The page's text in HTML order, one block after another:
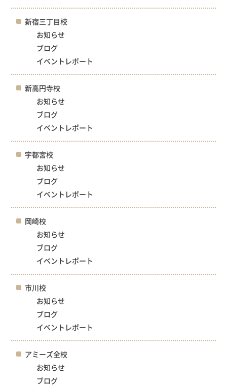
新宿三丁目校
お知らせ
ブログ
イベントレポート
新高円寺校
お知らせ
ブログ
イベントレポート
宇都宮校
お知らせ
ブログ
イベントレポート
岡崎校
お知らせ
ブログ
イベントレポート
市川校
お知らせ
ブログ
イベントレポート
アミーズ全校
お知らせ
ブログ